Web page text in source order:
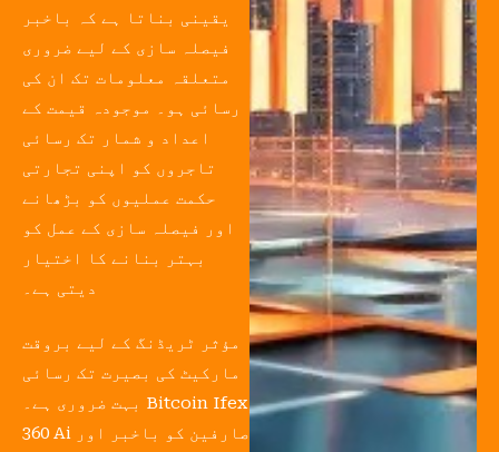
یقینی بناتا ہے کہ باخبر
فیصلہ سازی کے لیے ضروری
متعلقہ معلومات تک ان کی
رسائی ہو۔ موجودہ قیمت کے
اعداد و شمار تک رسائی
تاجروں کو اپنی تجارتی
حکمت عملیوں کو بڑھانے
اور فیصلہ سازی کے عمل کو
بہتر بنانے کا اختیار
دیتی ہے۔
مؤثر ٹریڈنگ کے لیے بروقت
مارکیٹ کی بصیرت تک رسائی
بہت ضروری ہے۔ Bitcoin Ifex
360 Ai صارفین کو باخبر اور